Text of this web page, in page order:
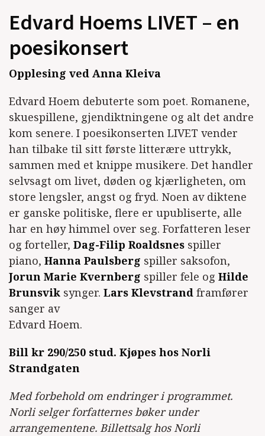
Edvard Hoems LIVET – en
poesikonsert
Opplesing ved Anna Kleiva
Edvard Hoem debuterte som poet. Romanene,
skuespillene, gjendiktningene og alt det andre
kom senere. I poesikonserten LIVET vender
han tilbake til sitt første litterære uttrykk,
sammen med et knippe musikere. Det handler
selvsagt om livet, døden og kjærligheten, om
store lengsler, angst og fryd. Noen av diktene
er ganske politiske, flere er upubliserte, alle
har en høy himmel over seg. Forfatteren leser
og forteller, Dag-Filip Roaldsnes spiller
piano, Hanna Paulsberg spiller saksofon,
Jorun Marie Kvernberg spiller fele og Hilde
Brunsvik synger. Lars Klevstrand framfører
sanger av
Edvard Hoem.
Bill kr 290/250 stud. Kjøpes hos Norli
Strandgaten
Med forbehold om endringer i programmet.
Norli selger forfatternes bøker under
arrangementene. Billettsalg hos Norli